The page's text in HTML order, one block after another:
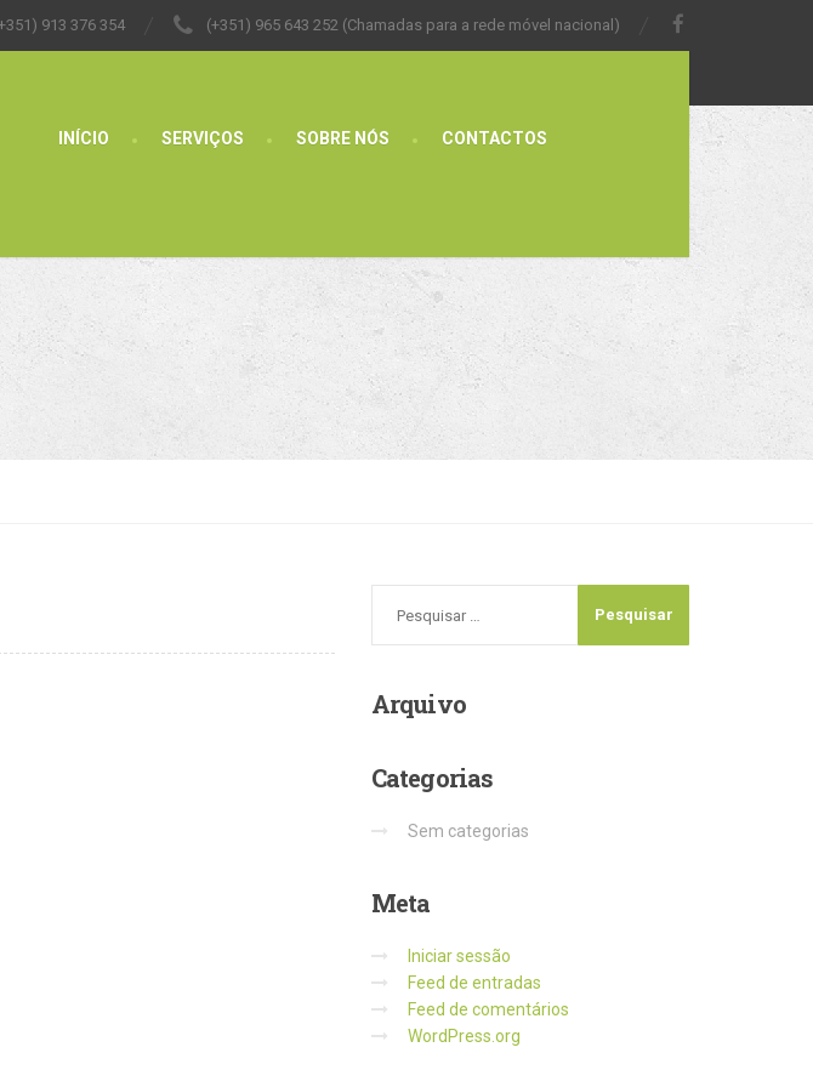
913 376 354 (+351) 965 643 252 (Chamadas para a rede móvel nacional)
INÍCIO SERVIÇOS SOBRE NÓS CONTACTOS
Arquivo
Categorias
Sem categorias
Meta
Iniciar sessão
Feed de entradas
Feed de comentários
WordPress.org